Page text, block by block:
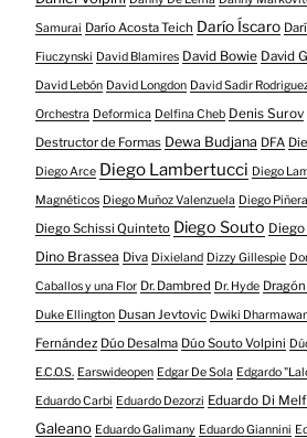
Samurai Darío Acosta Teich Darío Íscaro
Fiuczynski David Blamires David Bowie David
David Lebón David Longdon David Sadir
Orchestra Deformica Delfina Cheb Denis Surov
Destructor de Formas Dewa Budjana DFA
Diego Arce Diego Lambertucci Diego
Magnéticos Diego Muñoz Valenzuela Diego Piñera
Diego Schissi Quinteto Diego Souto
Dino Brassea Diva Dixieland Dizzy Gillespie
Caballos y una Flor Dr. Dambred Dr. Hyde
Duke Ellington Dusan Jevtovic Dwiki
Fernández Dúo Desalma Dúo Souto Volpini
E.C.O.S. Earswideopen Edgar De Sola Edgardo
Eduardo Carbi Eduardo Dezorzi Eduardo Di
Galeano Eduardo Galimany Eduardo Giannini